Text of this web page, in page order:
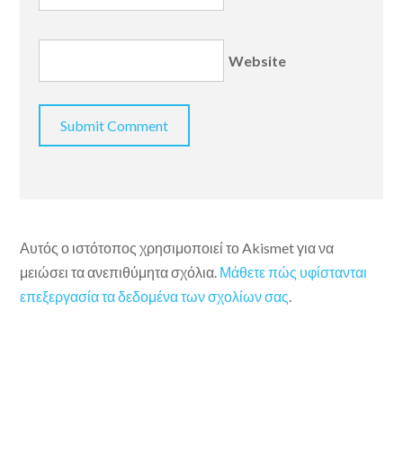
Website
Αυτός ο ιστότοπος χρησιμοποιεί το Akismet για να
μειώσει τα ανεπιθύμητα σχόλια. Μάθετε πώς υφίστανται
επεξεργασία τα δεδομένα των σχολίων σας.